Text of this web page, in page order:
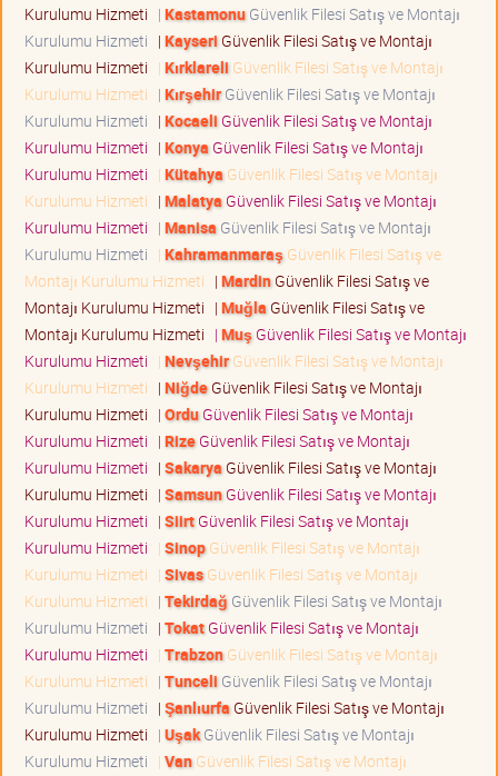
Kurulumu Hizmeti | KastamonuGüvenlik Filesi Satış ve Montajı
Kurulumu Hizmeti | Kayseri Güvenlik Filesi Satış ve Montajı
Kurulumu Hizmeti | Kırklareli Güvenlik Filesi Satış ve Montajı
Kurulumu Hizmeti | KırşehirGüvenlik Filesi Satış ve Montajı
Kurulumu Hizmeti | Kocaeli Güvenlik Filesi Satış ve Montajı
Kurulumu Hizmeti | Konya Güvenlik Filesi Satış ve Montajı
Kurulumu Hizmeti | Kütahya Güvenlik Filesi Satış ve Montajı
Kurulumu Hizmeti | Malatya Güvenlik Filesi Satış ve Montajı
Kurulumu Hizmeti | Manisa Güvenlik Filesi Satış ve Montajı
Kurulumu Hizmeti | Kahramanmaraş Güvenlik Filesi Satış ve
Montajı Kurulumu Hizmeti | MardinGüvenlik Filesi Satış ve
Montajı Kurulumu Hizmeti | Muğla Güvenlik Filesi Satış ve
Montajı Kurulumu Hizmeti | Muş Güvenlik Filesi Satış ve Montajı
Kurulumu Hizmeti | NevşehirGüvenlik Filesi Satış ve Montajı
Kurulumu Hizmeti | NiğdeGüvenlik Filesi Satış ve Montajı
Kurulumu Hizmeti | OrduGüvenlik Filesi Satış ve Montajı
Kurulumu Hizmeti | RizeGüvenlik Filesi Satış ve Montajı
Kurulumu Hizmeti | Sakarya Güvenlik Filesi Satış ve Montajı
Kurulumu Hizmeti | SamsunGüvenlik Filesi Satış ve Montajı
Kurulumu Hizmeti | SiirtGüvenlik Filesi Satış ve Montajı
Kurulumu Hizmeti | SinopGüvenlik Filesi Satış ve Montajı
Kurulumu Hizmeti | SivasGüvenlik Filesi Satış ve Montajı
Kurulumu Hizmeti | Tekirdağ Güvenlik Filesi Satış ve Montajı
Kurulumu Hizmeti | TokatGüvenlik Filesi Satış ve Montajı
Kurulumu Hizmeti | TrabzonGüvenlik Filesi Satış ve Montajı
Kurulumu Hizmeti | Tunceli Güvenlik Filesi Satış ve Montajı
Kurulumu Hizmeti | Şanlıurfa Güvenlik Filesi Satış ve Montajı
Kurulumu Hizmeti | UşakGüvenlik Filesi Satış ve Montajı
Kurulumu Hizmeti | VanGüvenlik Filesi Satış ve Montajı